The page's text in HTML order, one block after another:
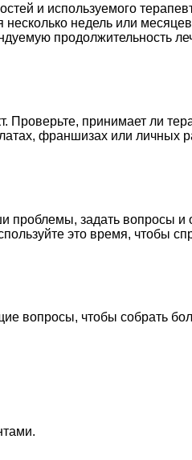
и используемого
недель или
продолжительность
принимает ли
франшизах или личных
проблемы, задать вопросы
это время, чтобы
вопросы, чтобы собрать